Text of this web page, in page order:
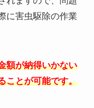
に害虫駆除の作業
額が納得いかない
ことが可能です。